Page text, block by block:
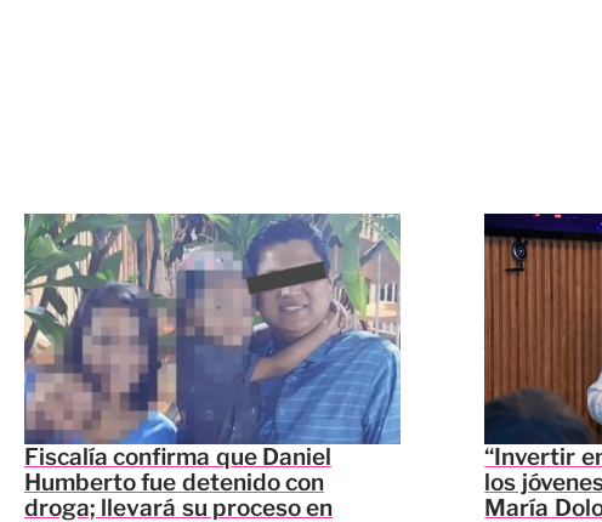
Fiscalía confirma que Daniel
Humberto fue detenido con
droga; llevará su proceso en
“Invertir
los
María